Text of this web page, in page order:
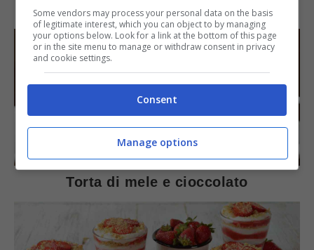
Arista di maiale al latte
DOLCI
Torta di mele e cioccolato
Some vendors may process your personal data on the basis
of legitimate interest, which you can object to by managing
your options below. Look for a link at the bottom of this page
or in the site menu to manage or withdraw consent in privacy
and cookie settings.
Consent
Manage options